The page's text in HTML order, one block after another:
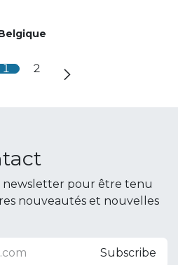
1 2
newsletter pour être tenu
nouveautés et nouvelles
Subscribe